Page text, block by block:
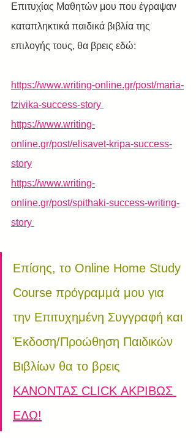
Επιτυχίας Μαθητών μου που έγραψαν
καταπληκτικά παιδικά βιβλία της
επιλογής τους, θα βρεις εδώ:
https://www.writing-online.gr/post/maria-
tzivika-success-story
https://www.writing-
online.gr/post/elisavet-kripa-success-
story
https://www.writing-
online.gr/post/spithaki-success-writing-
story
Επίσης, το Online Home Study
Course πρόγραμμά μου για
την Επιτυχημένη Συγγραφή και
Έκδοση/Προώθηση Παιδικών
Βιβλίων θα το βρεις
ΚΑΝΟΝΤΑΣ CLICK ΑΚΡΙΒΩΣ
ΕΔΩ!